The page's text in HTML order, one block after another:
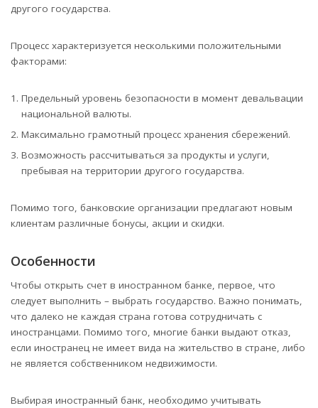
другого государства.
Процесс характеризуется несколькими положительными
факторами:
Предельный уровень безопасности в момент девальвации
национальной валюты.
Максимально грамотный процесс хранения сбережений.
Возможность рассчитываться за продукты и услуги,
пребывая на территории другого государства.
Помимо того, банковские организации предлагают новым
клиентам различные бонусы, акции и скидки.
Особенности
Чтобы открыть счет в иностранном банке, первое, что
следует выполнить – выбрать государство. Важно понимать,
что далеко не каждая страна готова сотрудничать с
иностранцами. Помимо того, многие банки выдают отказ,
если иностранец не имеет вида на жительство в стране, либо
не является собственником недвижимости.
Выбирая иностранный банк, необходимо учитывать